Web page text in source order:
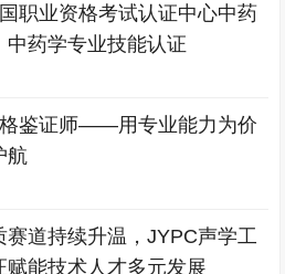
职业资格考试认证中心中药
中药学专业技能认证
鉴证师——用专业能力为价
航
赛道持续升温，JYPC声学工
赋能技术人才多元发展